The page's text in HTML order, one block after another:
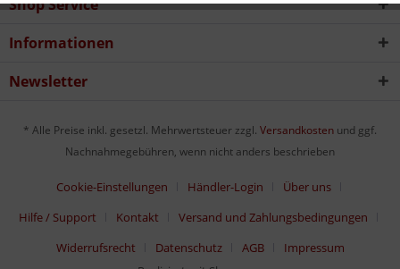
Shop Service
Informationen
Newsletter
* Alle Preise inkl. gesetzl. Mehrwertsteuer zzgl. Versandkosten und ggf.
Nachnahmegebühren, wenn nicht anders beschrieben
Cookie-Einstellungen Händler-Login
Über uns
Hilfe / Support
Kontakt
Versand und Zahlungsbedingungen
Widerrufsrecht
Datenschutz AGB
Impressum